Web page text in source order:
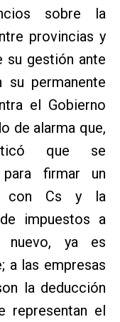
sobre la
provincias y
su gestión ante
su permanente
el Gobierno
de alarma que,
que se
para firmar un
con Cs y la
impuestos a
nuevo, ya es
a las empresas
la deducción
representan el